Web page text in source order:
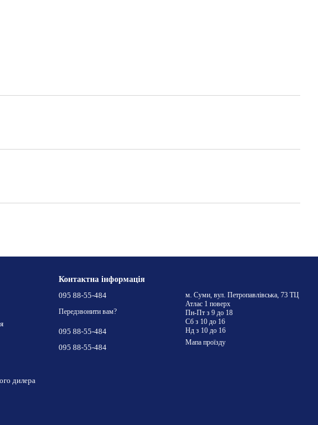
дилера
Контактна інформація
095 88-55-484
Передзвонити вам?
095 88-55-484
095 88-55-484
м. Суми, вул. Петропавлівська, 73 ТЦ
Атлас 1 поверх
Пн-Пт з 9 до 18
Сб з 10 до 16
Нд з 10 до 16
Мапа проїзду